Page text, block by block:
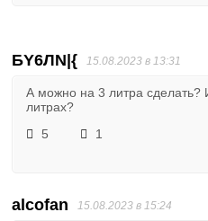
БY6ЛN|{ 15.08.2023 в 13:31
А можно на 3 литра сделать?
литрах?
5
1
alcofan 15.08.2023 в 15:24